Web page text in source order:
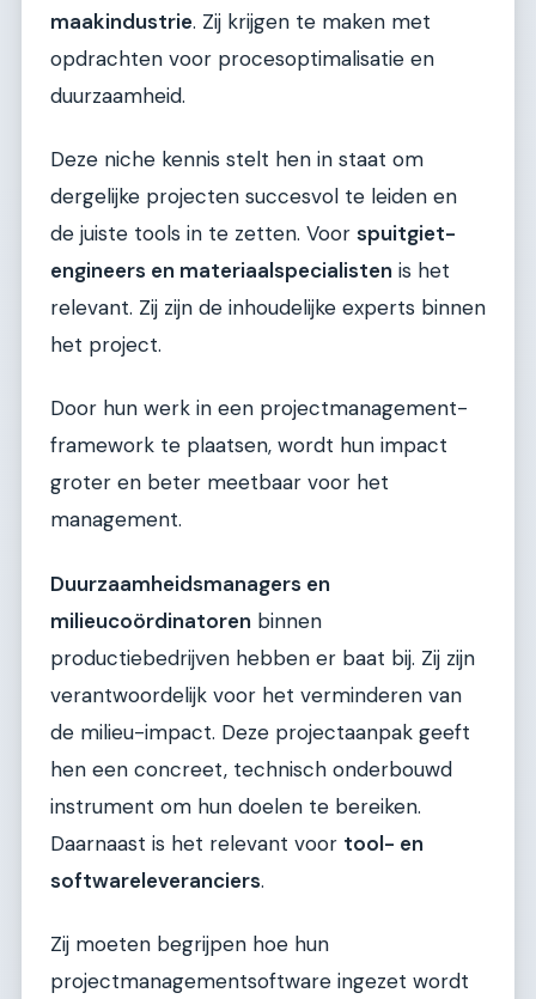
maakindustrie. Zij krijgen te maken met
opdrachten voor procesoptimalisatie en
duurzaamheid.
Deze niche kennis stelt hen in staat om
dergelijke projecten succesvol te leiden en
de juiste tools in te zetten. Voor spuitgiet-
engineers en materiaalspecialisten is het
relevant. Zij zijn de inhoudelijke experts binnen
het project.
Door hun werk in een projectmanagement-
framework te plaatsen, wordt hun impact
groter en beter meetbaar voor het
management.
Duurzaamheidsmanagers en
milieucoördinatoren binnen
productiebedrijven hebben er baat bij. Zij zijn
verantwoordelijk voor het verminderen van
de milieu-impact. Deze projectaanpak geeft
hen een concreet, technisch onderbouwd
instrument om hun doelen te bereiken.
Daarnaast is het relevant voor tool- en
softwareleveranciers.
Zij moeten begrijpen hoe hun
projectmanagementsoftware ingezet wordt